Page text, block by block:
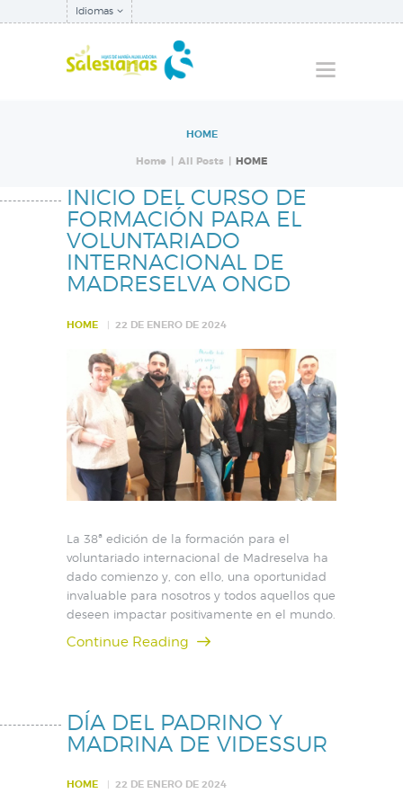
Idiomas
HOME
Home All Posts HOME
QUIÉNES SOMOS
NUESTRA
INSPECTORÍA
QUÉ HACEMOS
NOTICIAS
INICIO DEL CURSO DE
FORMACIÓN PARA EL
VOLUNTARIADO
INTERNACIONAL DE
MADRESELVA ONGD
HOME 22 DE ENERO DE 2024
La 38ª edición de la formación para el
voluntariado internacional de Madreselva ha
dado comienzo y, con ello, una oportunidad
invaluable para nosotros y todos aquellos que
deseen impactar positivamente en el mundo.
Continue Reading
DÍA DEL PADRINO Y
MADRINA DE VIDESSUR
HOME 22 DE ENERO DE 2024